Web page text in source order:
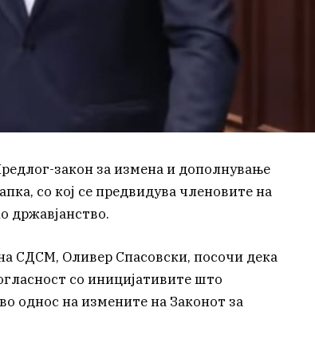
закон за измена и дополнување
со кој се предвидува членовите на
државјанство.
СДСМ, Оливер Спасовски, посочи дека
со иницијативите што
однос на измените на Законот за